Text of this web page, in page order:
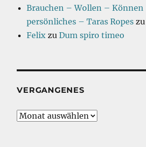
Brauchen – Wollen – Können
persönliches – Taras Ropes
Felix zuDum spiro timeo
VERGANGENES
Vergangenes